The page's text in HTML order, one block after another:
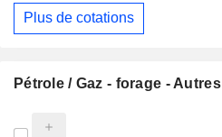
Plus de cotations
Pétrole / Gaz - forage - Autres